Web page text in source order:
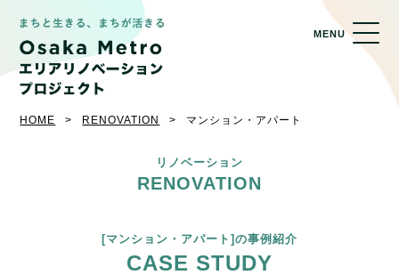
MENU
HOME RENOVATION マンション・アパート
リノベーション
RENOVATION
[マンション・アパート]の事例紹介
CASE STUDY